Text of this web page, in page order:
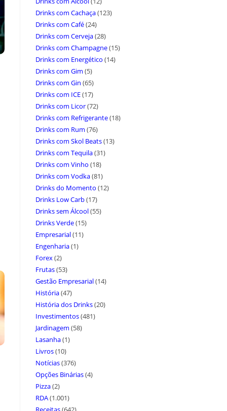
Drinks com Cachaça(123)
Drinks com Café(24)
Drinks com Cerveja(28)
Drinks com Champagne(15)
Drinks com Energético (14)
Drinks com Gim (5)
Drinks com Gin (65)
Drinks com ICE(17)
Drinks com Licor(72)
Drinks com Refrigerante(18)
Drinks com Rum (76)
Drinks com Skol Beats(13)
Drinks com Tequila(31)
Drinks com Vinho (18)
Drinks com Vodka(81)
Drinks do Momento (12)
Drinks Low Carb(17)
Drinks sem Álcool(55)
Drinks Verde(15)
Empresarial(11)
Engenharia(1)
Forex(2)
Frutas(53)
Gestão Empresarial(14)
História(47)
História dos Drinks(20)
Investimentos(481)
Jardinagem (58)
Lasanha(1)
Livros(10)
Notícias(376)
Opções Binárias(4)
Pizza(2)
RDA(1.001)